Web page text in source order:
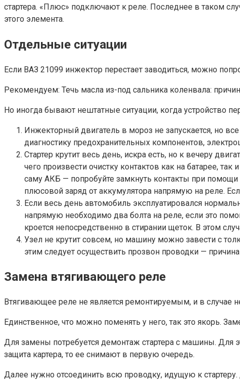
стартера. «Плюс» подключают к реле. Последнее в таком
этого элемента.
Отдельные ситуации
Если ВАЗ 21099 инжектор перестает заводиться, можно
Рекомендуем: Течь масла из-под сальника коленвала:
Но иногда бывают нештатные ситуации, когда устройство
Инжекторный двигатель в мороз не запускается, но
диагностику предохранительных компонентов,
Стартер крутит весь день, искра есть, но к вечеру
чего произвести очистку контактов как на батарее,
саму АКБ — попробуйте замкнуть контакты при помощи
плюсовой заряд от аккумулятора напрямую на реле.
Если весь день автомобиль эксплуатировался
напрямую необходимо два болта на реле, если это
кроется непосредственно в стирании щеток. В этом
Узел не крутит совсем, но машину можно завести с
этим следует осуществить прозвон проводки —
Замена втягивающего реле
Втягивающее реле не является ремонтируемым, и в случае
Единственное, что можно поменять у него, так это якорь.
Для замены потребуется демонтаж стартера с машины. Для
защита картера, то ее снимают в первую очередь.
Далее нужно отсоединить всю проводку, идущую к стартеру.